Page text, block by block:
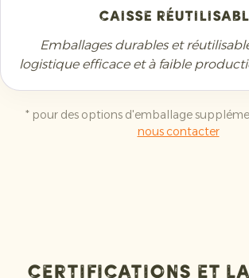
Caisse
Emballages durables et
logistique efficace et à faible
* pour des options d'emballage
nous contacter
Certifications et